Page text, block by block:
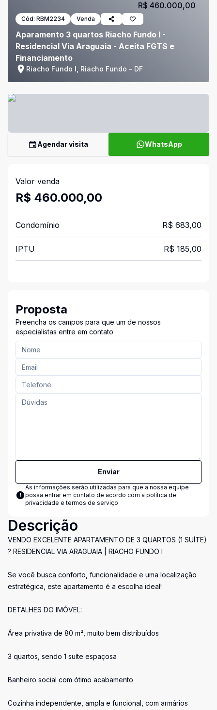
Cód: RBM2234 Venda
Aparamento 3 quartos Riacho Fundo I -
Residencial Via Araguaia - Aceita FGTS e
Financiamento
Riacho Fundo I, Riacho Fundo - DF
R$ 460.000,00
Agendar visita WhatsApp
Valor venda
R$ 460.000,00
Condomínio R$ 683,00
IPTU R$ 185,00
Proposta
Preencha os campos para que um de nossos
especialistas entre em contato
Enviar
As informações serão utilizadas para que a nossa equipe
possa entrar em contato de acordo com a política de
privacidade e termos de serviço
Descrição
VENDO EXCELENTE APARTAMENTO DE 3 QUARTOS (1 SUÍTE)
? RESIDENCIAL VIA ARAGUAIA | RIACHO FUNDO I
Se você busca conforto, funcionalidade e uma localização
estratégica, este apartamento é a escolha ideal!
DETALHES DO IMÓVEL:
Área privativa de 80 m², muito bem distribuídos
3 quartos, sendo 1 suíte espaçosa
Banheiro social com ótimo acabamento
Cozinha independente, ampla e funcional, com armários